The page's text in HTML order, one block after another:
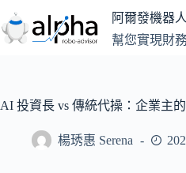
至
主
容
阿爾發機器
幫您實現財
AI 投資長 vs 傳統代操：企業主
楊琇惠 Serena